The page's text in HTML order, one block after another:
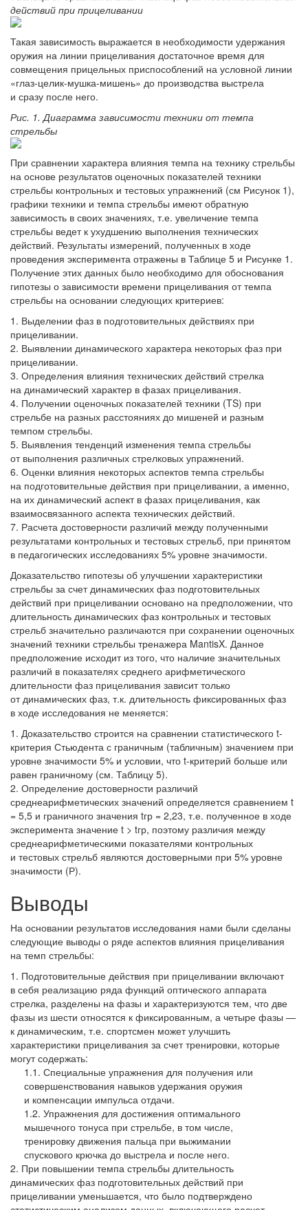
действий при прицеливании
Такая зависимость выражается в необходимости удержания
оружия на линии прицеливания достаточное время для
совмещения прицельных приспособлений на условной линии
«глаз-целик-мушка-мишень» до производства выстрела
и сразу после него.
Рис. 1. Диаграмма зависимости техники от темпа
стрельбы
При сравнении характера влияния темпа на технику стрельбы
на основе результатов оценочных показателей техники
стрельбы контрольных и тестовых упражнений (см Рисунок 1),
графики техники и темпа стрельбы имеют обратную
зависимость в своих значениях, т.е. увеличение темпа
стрельбы ведет к ухудшению выполнения технических
действий. Результаты измерений, полученных в ходе
проведения эксперимента отражены в Таблице 5 и Рисунке 1.
Получение этих данных было необходимо для обоснования
гипотезы о зависимости времени прицеливания от темпа
стрельбы на основании следующих критериев:
Выделении фаз в подготовительных действиях при
прицеливании.
Выявлении динамического характера некоторых фаз при
прицеливании.
Определения влияния технических действий стрелка
на динамический характер в фазах прицеливания.
Получении оценочных показателей техники (TS) при
стрельбе на разных расстояниях до мишеней и разным
темпом стрельбы.
Выявления тенденций изменения темпа стрельбы
от выполнения различных стрелковых упражнений.
Оценки влияния некоторых аспектов темпа стрельбы
на подготовительные действия при прицеливании, а именно,
на их динамический аспект в фазах прицеливания, как
взаимосвязанного аспекта технических действий.
Расчета достоверности различий между полученными
результатами контрольных и тестовых стрельб, при принятом
в педагогических исследованиях 5% уровне значимости.
Доказательство гипотезы об улучшении характеристики
стрельбы за счет динамических фаз подготовительных
действий при прицеливании основано на предположении, что
длительность динамических фаз контрольных и тестовых
стрельб значительно различаются при сохранении оценочных
значений техники стрельбы тренажера MantisX. Данное
предположение исходит из того, что наличие значительных
различий в показателях среднего арифметического
длительности фаз прицеливания зависит только
от динамических фаз, т.к. длительность фиксированных фаз
в ходе исследования не меняется:
Доказательство строится на сравнении статистического t-
критерия Стьюдента с граничным (табличным) значением при
уровне значимости 5% и условии, что t-критерий больше или
равен граничному (см. Таблицу 5).
Определение достоверности различий
среднеарифметических значений определяется сравнением t
= 5,5 и граничного значения tгр = 2,23, т.е. полученное в ходе
эксперимента значение t > tгр, поэтому различия между
среднеарифметическими показателями контрольных
и тестовых стрельб являются достоверными при 5% уровне
значимости (Р).
Выводы
На основании результатов исследования нами были сделаны
следующие выводы о ряде аспектов влияния прицеливания
на темп стрельбы:
Подготовительные действия при прицеливании включают
в себя реализацию ряда функций оптического аппарата
стрелка, разделены на фазы и характеризуются тем, что две
фазы из шести относятся к фиксированным, а четыре фазы —
к динамическим, т.е. спортсмен может улучшить
характеристики прицеливания за счет тренировки, которые
могут содержать:
Специальные упражнения для получения или
совершенствования навыков удержания оружия
и компенсации импульса отдачи.
Упражнения для достижения оптимального
мышечного тонуса при стрельбе, в том числе,
тренировку движения пальца при выжимании
спускового крючка до выстрела и после него.
При повышении темпа стрельбы длительность
динамических фаз подготовительных действий при
прицеливании уменьшается, что было подтверждено